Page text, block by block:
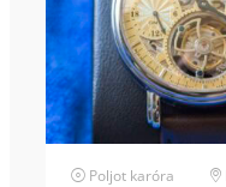
Poljot karóra